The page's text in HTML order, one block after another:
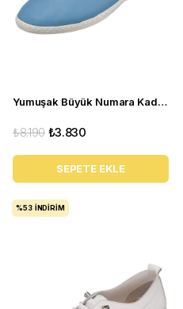
Yumuşak Büyük Numara Kadın Babet Ayakkabı PR 4411 mavi
₺3.830
₺8.190
SEPETE EKLE
%53 İNDIRIM